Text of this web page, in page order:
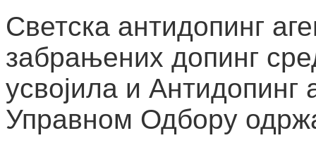
Светска антидопинг
забрањених допинг
усвојила и Антидопинг
Управном Одбору